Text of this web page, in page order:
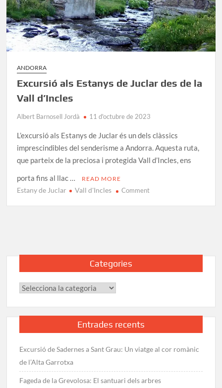
ANDORRA
Excursió als Estanys de Juclar des de la
Vall d’Incles
Albert Barnosell Jordà 11 d'octubre de 2023
L’excursió als Estanys de Juclar és un dels clàssics
imprescindibles del senderisme a Andorra. Aquesta ruta,
que parteix de la preciosa i protegida Vall d’Incles, ens
porta fins al llac …
READ MORE
Estany de Juclar Vall d'Incles Commenton
des
Categories
Categories
Entrades recents
Excursió de Sadernes a Sant Grau: Un viatge al cor romànic
de l’Alta Garrotxa
Fageda de la Grevolosa: El santuari dels arbres